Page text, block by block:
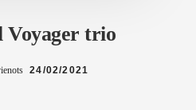
Voyager trio
24/02/2021